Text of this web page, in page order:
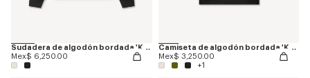
Sudadera de algodón bordada 'KENZO Signature'
Mex$ 6,250.00
Camiseta de algodón bordada 'KENZO Signature'
Mex$ 3,250.00
+1